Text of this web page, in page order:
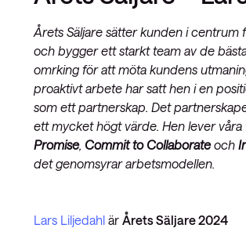
Årets Säljare sätter kunden i centrum
och bygger ett starkt team av de
omrking för att möta kundens
proaktivt arbete har satt hen i en
som ett partnerskap. Det
ett mycket högt värde. Hen lever
Promise, Commit to Collaborateoch
det genomsyrar arbetsmodellen.
Lars Liljedahlär Årets Säljare 2024